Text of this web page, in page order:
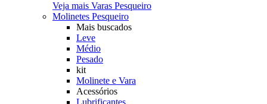
Veja mais Varas Pesqueiro
Molinetes Pesqueiro
Mais buscados
Leve
Médio
Pesado
kit
Molinete e Vara
Acessórios
Lubrificantes